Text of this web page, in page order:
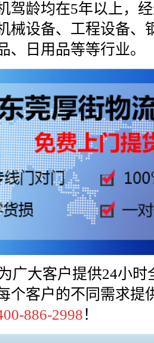
驾龄均在5年以上，
械设备、工程设备、
、日用品等等行业。
广大客户提供24小时
个客户的不同需求提
886-2998！